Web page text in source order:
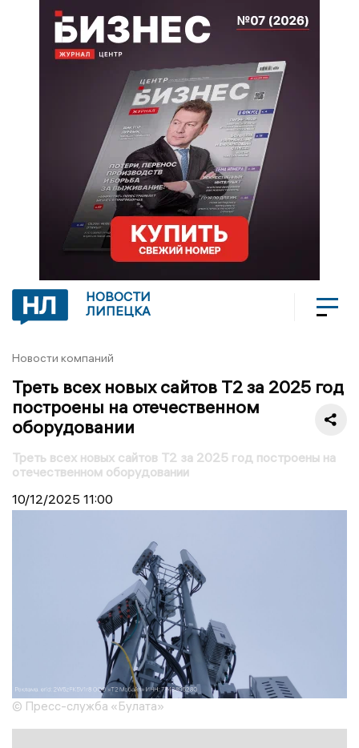
НОВОСТИ
ЛИПЕЦКА
Новости компаний
Треть всех новых сайтов Т2 за 2025 год
построены на отечественном
оборудовании
Треть всех новых сайтов Т2 за 2025 год построены на
отечественном оборудовании
10/12/2025 11:00
© Пресс-служба «Булата»